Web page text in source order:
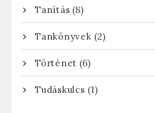
Tanítás (8)
Tankönyvek (2)
Történet (6)
Tudáskulcs (1)